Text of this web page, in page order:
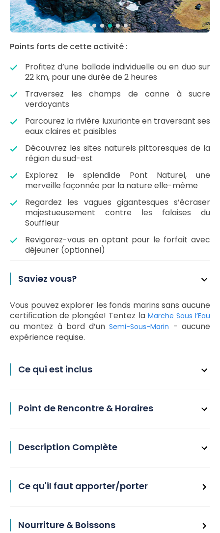
Points forts de cette activité :
Profitez d’une ballade individuelle ou en duo sur
22 km, pour une durée de 2 heures
Traversez les champs de canne à sucre
verdoyants
Parcourez la rivière luxuriante en traversant ses
eaux claires et paisibles
Découvrez les sites naturels pittoresques de la
région du sud-est
Explorez le splendide Pont Naturel, une
merveille façonnée par la nature elle-même
Regardez les vagues gigantesques s’écraser
majestueusement contre les falaises du
Souffleur
Revigorez-vous en optant pour le forfait avec
déjeuner (optionnel)
Saviez vous?
Vous pouvez explorer les fonds marins sans aucune
certification de plongée! Tentez la Marche Sous l’Eau
ou montez à bord d’unSemi-Sous-Marin - aucune
expérience requise.
Ce qui est inclus
Point de Rencontre & Horaires
Description Complète
Ce qu'il faut apporter/porter
Nourriture & Boissons